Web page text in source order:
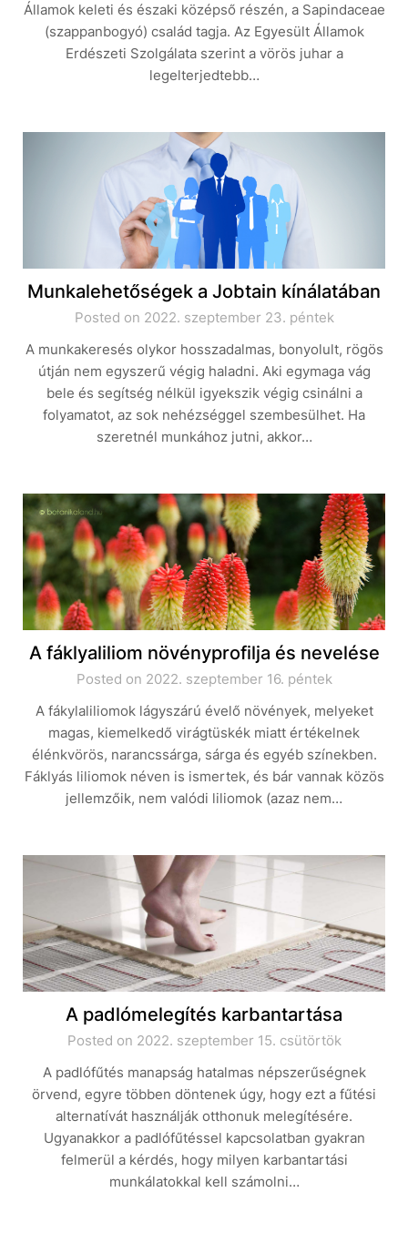
Államok keleti és északi középső részén, a Sapindaceae
(szappanbogyó) család tagja. Az Egyesült Államok
Erdészeti Szolgálata szerint a vörös juhar a
legelterjedtebb…
Munkalehetőségek a Jobtain kínálatában
Posted on 2022. szeptember 23. péntek
A munkakeresés olykor hosszadalmas, bonyolult, rögös
útján nem egyszerű végig haladni. Aki egymaga vág
bele és segítség nélkül igyekszik végig csinálni a
folyamatot, az sok nehézséggel szembesülhet. Ha
szeretnél munkához jutni, akkor…
A fáklyaliliom növényprofilja és nevelése
Posted on 2022. szeptember 16. péntek
A fákylaliliomok lágyszárú évelő növények, melyeket
magas, kiemelkedő virágtüskék miatt értékelnek
élénkvörös, narancssárga, sárga és egyéb színekben.
Fáklyás liliomok néven is ismertek, és bár vannak közös
jellemzőik, nem valódi liliomok (azaz nem…
A padlómelegítés karbantartása
Posted on 2022. szeptember 15. csütörtök
A padlófűtés manapság hatalmas népszerűségnek
örvend, egyre többen döntenek úgy, hogy ezt a fűtési
alternatívát használják otthonuk melegítésére.
Ugyanakkor a padlófűtéssel kapcsolatban gyakran
felmerül a kérdés, hogy milyen karbantartási
munkálatokkal kell számolni…